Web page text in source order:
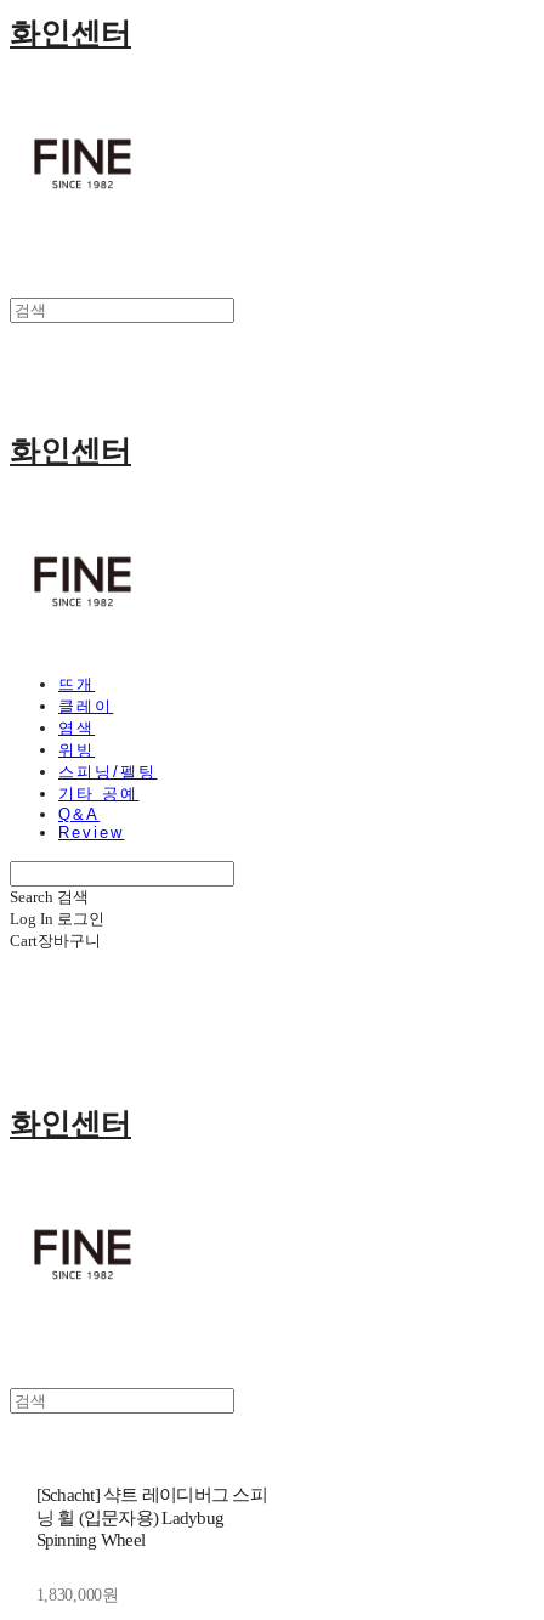
화인센터
화인센터
뜨개
클레이
염색
위빙
스피닝/펠팅
기타 공예
Q&A
Review
Search 검색
Log In 로그인
Cart장바구니
화인센터
[Schacht] 샥트 레이디버그 스피
닝 휠 (입문자용) Ladybug
Spinning Wheel
1,830,000원